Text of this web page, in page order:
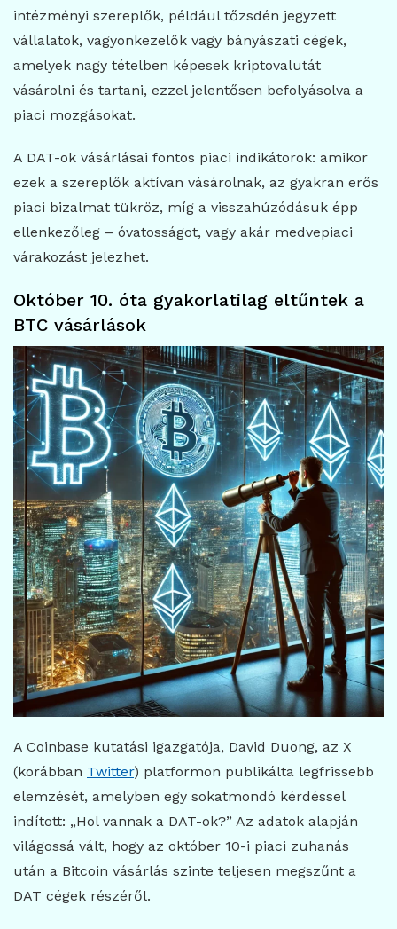
intézményi szereplők, például tőzsdén jegyzett
vállalatok, vagyonkezelők vagy bányászati cégek,
amelyek nagy tételben képesek kriptovalutát
vásárolni és tartani, ezzel jelentősen befolyásolva a
piaci mozgásokat.
A DAT-ok vásárlásai fontos piaci indikátorok: amikor
ezek a szereplők aktívan vásárolnak, az gyakran erős
piaci bizalmat tükröz, míg a visszahúzódásuk épp
ellenkezőleg – óvatosságot, vagy akár medvepiaci
várakozást jelezhet.
Október 10. óta gyakorlatilag eltűntek a
BTC vásárlások
A Coinbase kutatási igazgatója, David Duong, az X
(korábban Twitter) platformon publikálta legfrissebb
elemzését, amelyben egy sokatmondó kérdéssel
indított: „Hol vannak a DAT-ok?” Az adatok alapján
világossá vált, hogy az október 10-i piaci zuhanás
után a Bitcoin vásárlás szinte teljesen megszűnt a
DAT cégek részéről.